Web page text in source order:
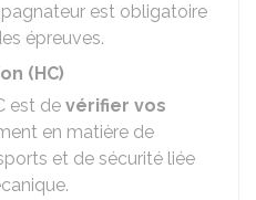
est obligatoire
épreuves.
(HC)
est de vérifier vos
en matière de
et de sécurité liée